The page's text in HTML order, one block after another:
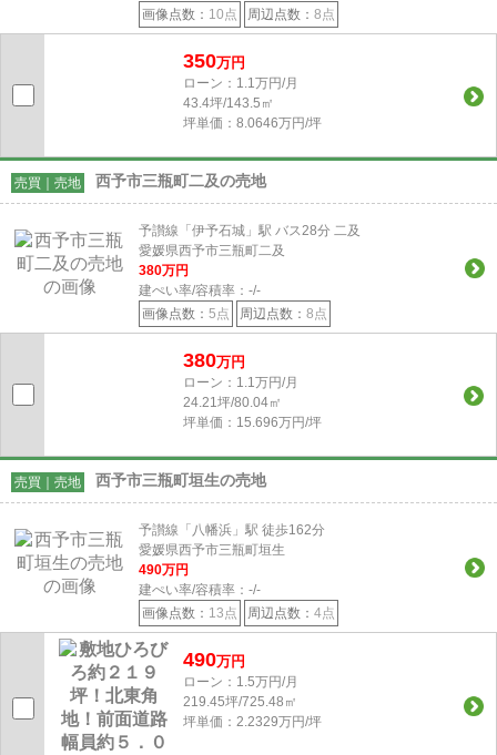
画像点数： 10点 周辺点数： 8点
350万円
ローン：1.1万円/月
43.4坪/143.5㎡
坪単価：8.0646万円/坪
売買｜売地 西予市三瓶町二及の売地
予讃線「伊予石城」駅 バス28分 二及
愛媛県西予市三瓶町二及
380万円
建ぺい率/容積率： -/-
画像点数： 5点 周辺点数： 8点
380万円
ローン：1.1万円/月
24.21坪/80.04㎡
坪単価：15.696万円/坪
売買｜売地 西予市三瓶町垣生の売地
予讃線「八幡浜」駅 徒歩162分
愛媛県西予市三瓶町垣生
490万円
建ぺい率/容積率： -/-
画像点数： 13点 周辺点数： 4点
490万円
ローン：1.5万円/月
219.45坪/725.48㎡
坪単価：2.2329万円/坪